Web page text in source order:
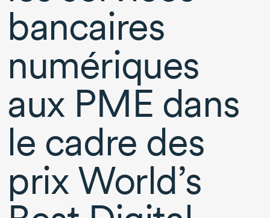
bancaires
numériques
aux PME dans
le cadre des
prix World’s